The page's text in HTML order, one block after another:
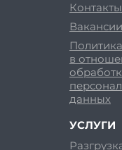
Контакты
Вакансии
Политика
в
данных
УСЛУГИ